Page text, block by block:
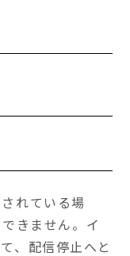
れている場
きません。イ
、配信停止へと